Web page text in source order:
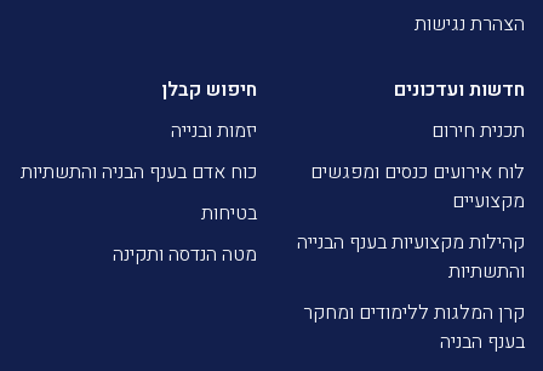
הצהרת נגישות
חדשות ועדכונים
תכנית חירום
לוח אירועים כנסים ומפגשים
מקצועיים
קהילות מקצועיות בענף הבנייה
והתשתיות
קרן המלגות ללימודים ומחקר
בענף הבניה
חיפוש קבלן
יזמות ובנייה
כוח אדם בענף הבניה והתשתיות
בטיחות
מטה הנדסה ותקינה